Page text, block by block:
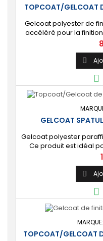
TOPCOAT/GELCOAT
Gelcoat polyester de
accéléré pour la
bassins. [Finition] :
brillante qualité
stratification résine
catalyseur PMEC 10 cl


GELCOAT
Gelcoat polyester
Ce produit est idéal
gelcoat. Coloris :
colorante). 🔝
extérieure lisse,
durablement la


MARQUE:
TOPCOAT/GELCOAT